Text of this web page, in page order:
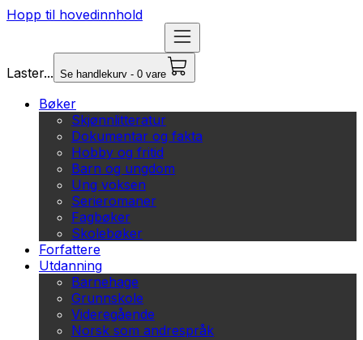
Hopp til hovedinnhold
Laster... Se handlekurv - 0 vare
Bøker
Skjønnlitteratur
Dokumentar og fakta
Hobby og fritid
Barn og ungdom
Ung voksen
Serieromaner
Fagbøker
Skolebøker
Forfattere
Utdanning
Barnehage
Grunnskole
Videregående
Norsk som andrespråk